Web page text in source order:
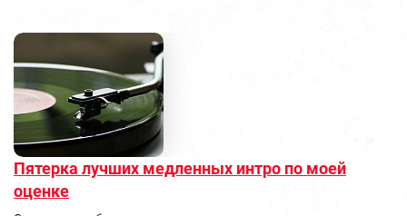
Пятерка лучших медленных интро по моей
оценке